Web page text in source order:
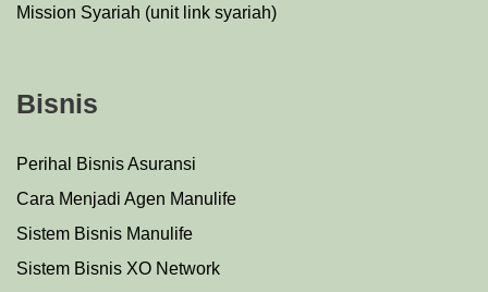
Mission Syariah (unit link syariah)
Bisnis
Perihal Bisnis Asuransi
Cara Menjadi Agen Manulife
Sistem Bisnis Manulife
Sistem Bisnis XO Network